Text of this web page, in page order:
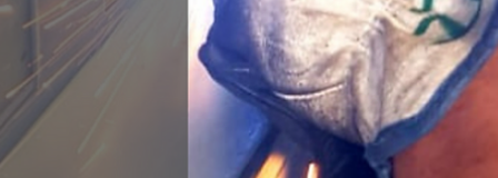
Fachadas e Brises, uma excelente
opção para decoração externa :
Vantagens e Funções
Uma forte tendência que existe atualmente na arquitetura, seja em
residências, prédios ou espaços públicos, são as fachadas